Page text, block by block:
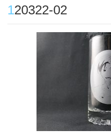
120322-02